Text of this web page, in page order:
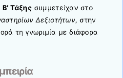
Τάξηςσυμμετείχαν στο
Δεξιοτήτων, στην
τη γνωριμία με διάφορα